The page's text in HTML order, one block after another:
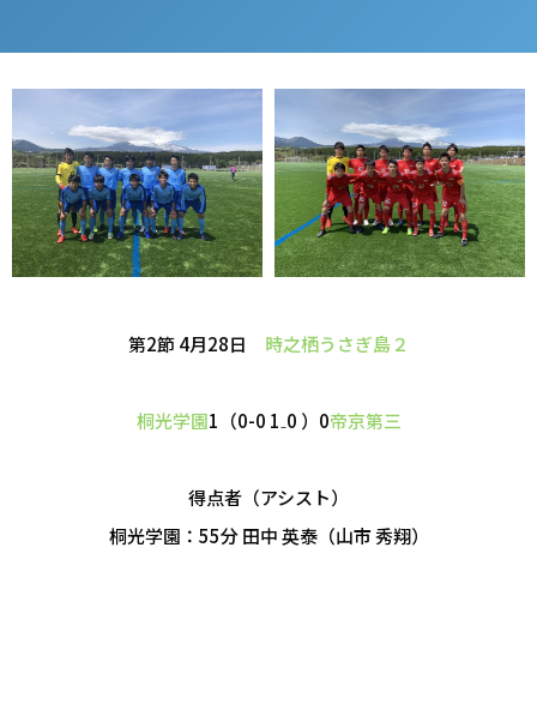
第2節 4月28日 時之栖うさぎ島２
桐光学園1（0-0 1₋0 ）0帝京第三
得点者（アシスト）
桐光学園：55分 田中 英泰（山市 秀翔）